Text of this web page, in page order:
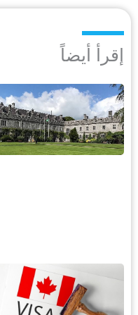
إقرأ أيضاً